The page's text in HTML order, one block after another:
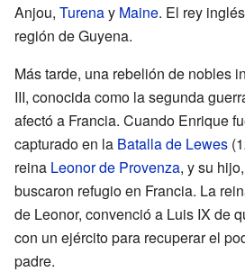
Anjou, Turenay Maine. El rey
región de Guyena.
Más tarde, una rebelión de nobles
III, conocida como la segunda
afectó a Francia. Cuando Enrique
capturado en la Batalla de Lewes
reina Leonor de Provenza, y su
buscaron refugio en Francia. La
de Leonor, convenció a Luis IX de
con un ejército para recuperar el
padre.